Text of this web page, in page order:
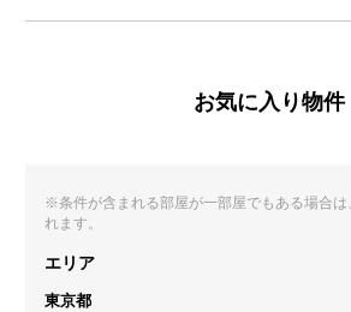
お気に入り物件
※条件が含まれる部屋が一部屋でもある場合は
れます。
エリア
東京都